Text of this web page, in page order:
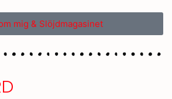
mig & Slöjdmagasinet